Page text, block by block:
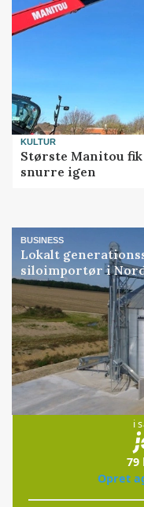
KULTUR
Største Manitou
snurre igen
BUSINESS
Lokalt
siloimportør i
i
79
Opret